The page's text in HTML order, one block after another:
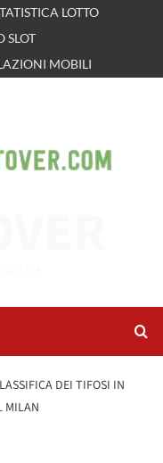
LOTTO
SLOT
MOBILI
DEI TIFOSI IN
MILAN